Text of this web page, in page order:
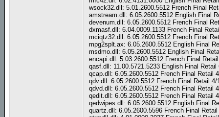
wsock32.dll: 5.01.2600.5512 French Final
amstream.dll: 6.05.2600.5512 English Final
devenum.dll: 6.05.2600.5512 French Final
dxmasf.dll: 6.04.0009.1133 French Final
mciqtz32.dll: 6.05.2600.5512 French Final
mpg2splt.ax: 6.05.2600.5512 English Final
msdmo.dll: 6.05.2600.5512 English Final
encapi.dll: 5.03.2600.5512 French Final
qasf.dll: 11.00.5721.5233 English Final
qcap.dll: 6.05.2600.5512 French Final Retail
qdv.dll: 6.05.2600.5512 French Final Retail
qdvd.dll: 6.05.2600.5512 French Final Retail
qedit.dll: 6.05.2600.5512 French Final Retail
qedwipes.dll: 6.05.2600.5512 English Final
quartz.dll: 6.05.2600.5596 French Final